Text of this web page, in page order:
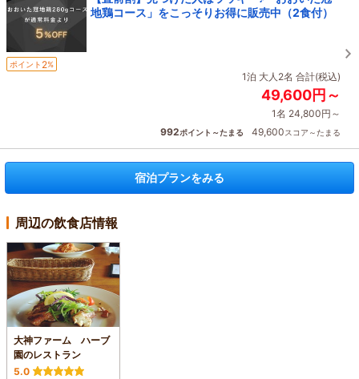
地鶏コース」をこっそりお得に販売中（2食付）
ポイント 2%
1泊 大人2名 合計(税込)
49,600円～
1名 24,800円～
992ポイント～たまる 49,600スコア～たまる
宿泊プランをみる
周辺の飲食店情報
大神ファーム ハーブ
園のレストラン
5.0